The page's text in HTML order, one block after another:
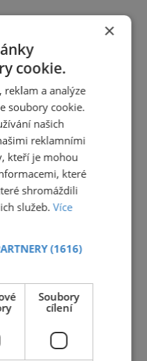
×
cookie.
reklam a analýze
soubory cookie.
našich
reklamními
kteří je mohou
které
shromáždili
služeb.Více
(1616)
Soubory
cílení